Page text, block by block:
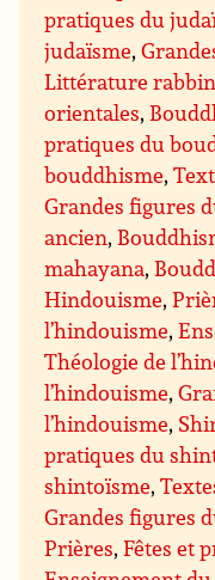
pratiques du
judaïsme,
Littérature
orientales,
pratiques du
bouddhisme,
Grandes figures
ancien,
mahayana,
Hindouisme,
l’hindouisme,
Théologie de
l’hindouisme,
l’hindouisme,
pratiques du
shintoïsme,
Grandes figures
Prières,Fêtes et